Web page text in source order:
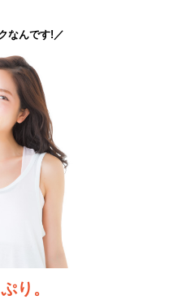
なんです!／
り。